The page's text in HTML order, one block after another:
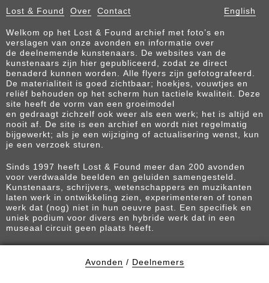
Lost & Found Over Contact English
Welkom op het Lost & Found archief met foto’s en
verslagen van onze avonden en informatie over
de deelnemende kunstenaars. De websites van de
kunstenaars zijn hier gepubliceerd, zodat ze direct
benaderd kunnen worden. Alle flyers zijn gefotografeerd.
De materialiteit is goed zichtbaar; hoekjes, vouwtjes en
reliëf behouden op het scherm hun tactiele kwaliteit. Deze
site heeft de vorm van een groeimodel
en gedraagt zichzelf ook weer als een werk; het is altijd en
nooit af. De site is een archief en wordt niet regelmatig
bijgewerkt; als je een wijziging of actualisering wenst, kun
je een verzoek sturen.
Sinds 1997 heeft Lost & Found meer dan 200 avonden
voor verdwaalde beelden en geluiden samengesteld.
Kunstenaars, schrijvers, wetenschappers en muzikanten
laten werk in ontwikkeling zien, experimenteren of tonen
werk dat (nog) niet in hun oeuvre past. Een specifiek en
uniek podium voor divers en hybride werk dat in een
museaal circuit geen plaats heeft.
Avonden / Deelnemers